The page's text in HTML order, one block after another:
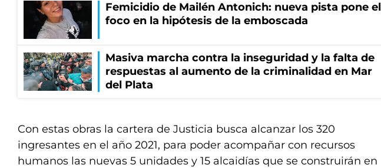
Femicidio de Mailén Antonich: nueva pista pone el
foco en la hipótesis de la emboscada
Masiva marcha contra la inseguridad y la falta de
respuestas al aumento de la criminalidad en Mar
del Plata
Con estas obras la cartera de Justicia busca alcanzar los 320
ingresantes en el año 2021, para poder acompañar con recursos
humanos las nuevas 5 unidades y 15 alcaidías que se construirán en